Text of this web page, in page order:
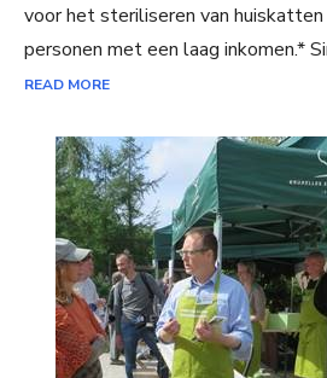
voor het steriliseren van huiskatten
personen met een laag inkomen.*
READ MORE